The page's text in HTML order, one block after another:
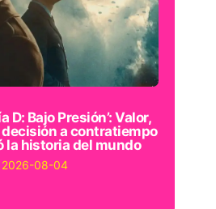
D: Bajo Presión’: Valor,
a contratiempo
la historia del mundo
2026-08-04